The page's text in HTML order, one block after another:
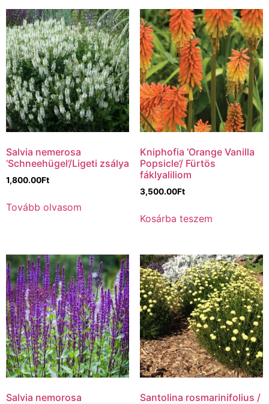
Salvia nemerosa
‘Schneehügel’/Ligeti zsálya
1,800.00Ft
Tovább olvasom
Kniphofia ‘Orange Vanilla
Popsicle’/ Fürtös
fáklyaliliom
3,500.00Ft
Kosárba teszem
Salvia nemorosa
Santolina rosmarinifolius /